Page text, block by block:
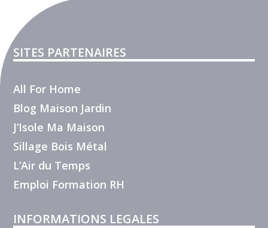
SITES PARTENAIRES
All For Home
Blog Maison Jardin
J’Isole Ma Maison
Sillage Bois Métal
L’Air du Temps
Emploi Formation RH
INFORMATIONS LEGALES